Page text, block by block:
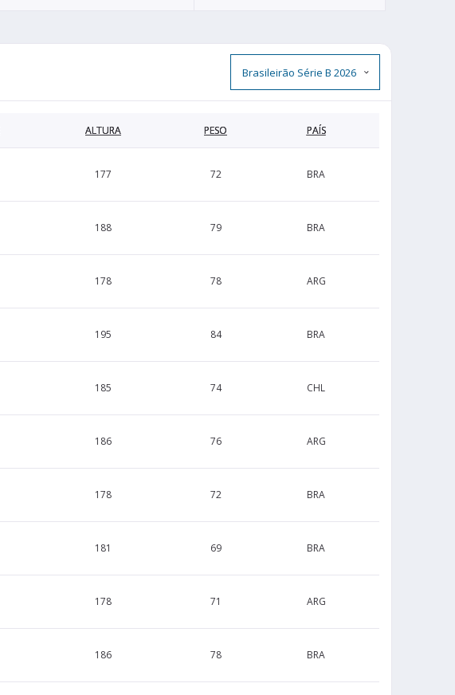
ALTURA PESO PAÍS
177 72 BRA
188 79 BRA
178 78 ARG
195 84 BRA
185 74 CHL
186 76 ARG
178 72 BRA
181 69 BRA
178 71 ARG
186 78 BRA